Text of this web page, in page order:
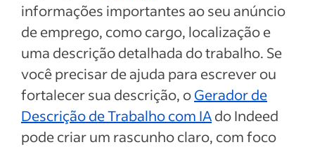
informações importantes ao seu anúncio
de emprego, como cargo, localização e
uma descrição detalhada do trabalho. Se
você precisar de ajuda para escrever ou
fortalecer sua descrição, oGerador de
Descrição de Trabalho com IAdo Indeed
pode criar um rascunho claro, com foco